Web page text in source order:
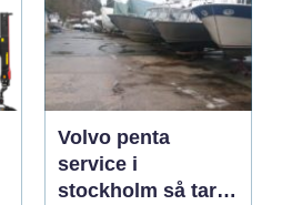
Volvo penta
service i
stockholm så tar